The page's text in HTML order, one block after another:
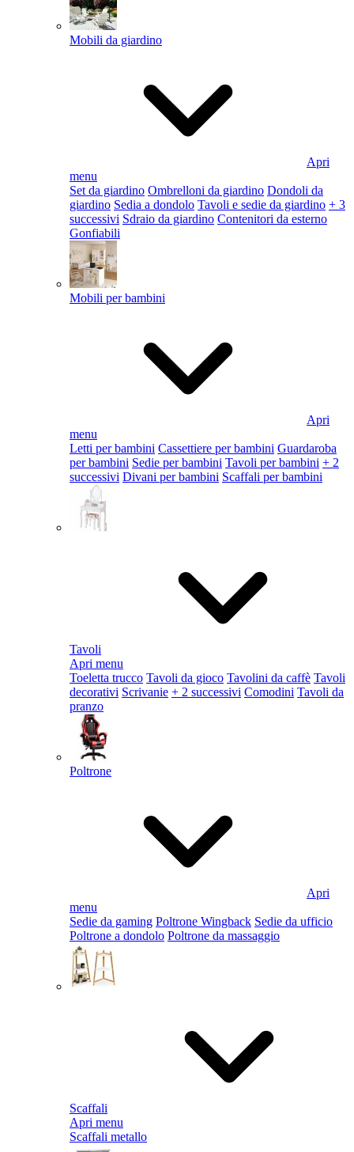
Mobili da giardino
Apri
menu
Set da giardino Ombrelloni da giardino Dondoli da
giardino Sedia a dondolo Tavoli e sedie da giardino + 3
successivi Sdraio da giardino Contenitori da esterno
Gonfiabili
Mobili per bambini
Apri
menu
Letti per bambini Cassettiere per bambini Guardaroba
per bambini Sedie per bambini Tavoli per bambini + 2
successivi Divani per bambini Scaffali per bambini
Tavoli
Apri menu
Toeletta trucco Tavoli da gioco Tavolini da caffè Tavoli
decorativi Scrivanie + 2 successivi Comodini Tavoli da
pranzo
Poltrone
Apri
menu
Sedie da gaming Poltrone Wingback Sedie da ufficio
Poltrone a dondolo Poltrone da massaggio
Scaffali
Apri menu
Scaffali metallo